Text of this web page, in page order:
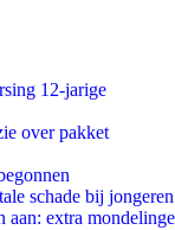
12-jarige
over pakket
schade bij jongeren
aan: extra mondelinge